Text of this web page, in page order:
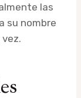
las
su nombre